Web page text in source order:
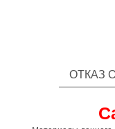
ОТКАЗ